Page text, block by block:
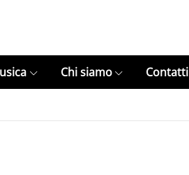
Chi siamo Contatti